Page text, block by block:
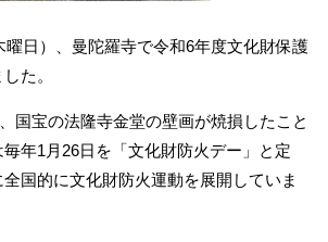
曜日）、曼陀羅寺で令和6年度文化財保護
た。
国宝の法隆寺金堂の壁画が焼損したこと
年1月26日を「文化財防火デー」と定
国的に文化財防火運動を展開していま